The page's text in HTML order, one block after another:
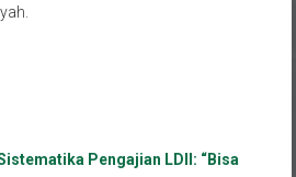
Pengajian LDII: “Bisa